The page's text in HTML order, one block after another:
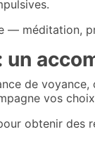
— méditation,
un
de
vos
obtenir des